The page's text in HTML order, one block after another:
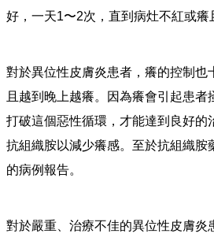
好，一天1〜2次，直到病灶不紅或癢
對於異位性皮膚炎患者，癢的控制
且越到晚上越癢。因為癢會引起患
打破這個惡性循環，才能達到良好
抗組織胺以減少癢感。至於抗組織
的病例報告。
對於嚴重、治療不佳的異位性皮膚炎